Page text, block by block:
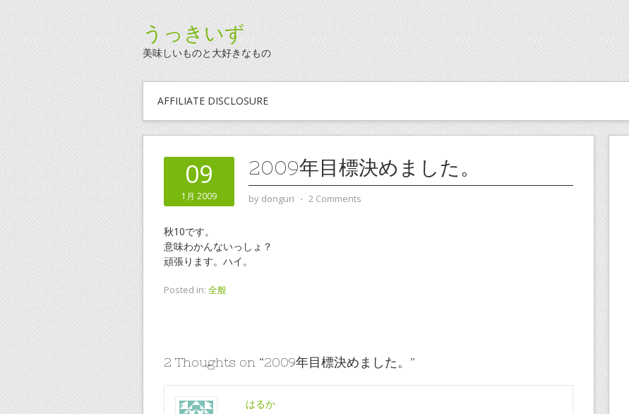
うっきいず
美味しいものと大好きなもの
AFFILIATE DISCLOSURE
09
1月 2009
2009年目標決めました。
by donguri ⋅ 2 Comments
秋10です。
意味わかんないっしょ？
頑張ります。ハイ。
Posted in: 全般
2 Thoughts on “2009年目標決めました。 ”
はるか